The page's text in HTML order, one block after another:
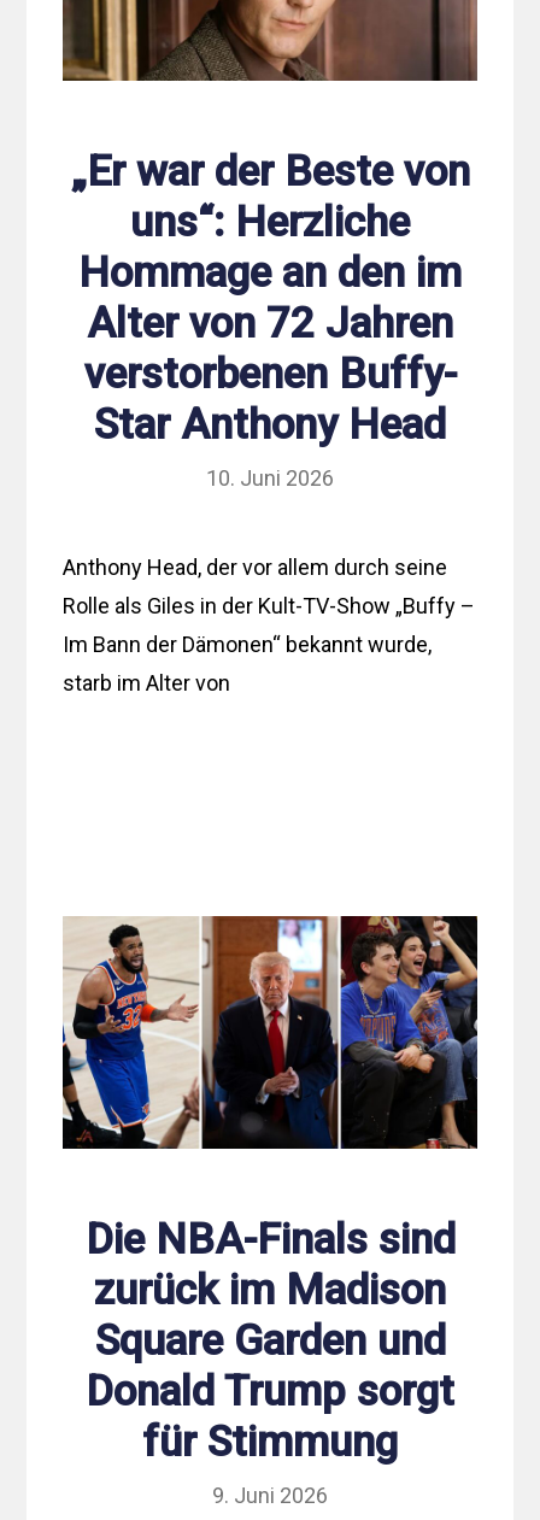
„Er war der Beste von
uns“: Herzliche
Hommage an den im
Alter von 72 Jahren
verstorbenen Buffy-
Star Anthony Head
10. Juni 2026
Anthony Head, der vor allem durch seine
Rolle als Giles in der Kult-TV-Show „Buffy –
Im Bann der Dämonen“ bekannt wurde,
starb im Alter von
Die NBA-Finals sind
zurück im Madison
Square Garden und
Donald Trump sorgt
für Stimmung
9. Juni 2026